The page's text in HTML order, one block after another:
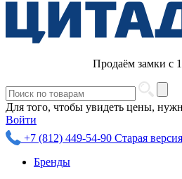
Продаём замки с
Для того, чтобы увидеть цены,
Войти
+7 (812) 449-54-90 Старая
Бренды